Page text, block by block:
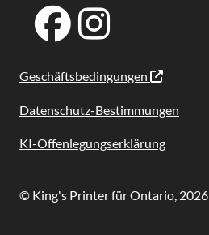
Geschäftsbedingungen
Datenschutz-Bestimmungen
KI-Offenlegungserklärung
© King's Printer für Ontario, 2026